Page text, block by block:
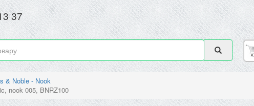
37
& Noble - Nook
nook 005, BNRZ100